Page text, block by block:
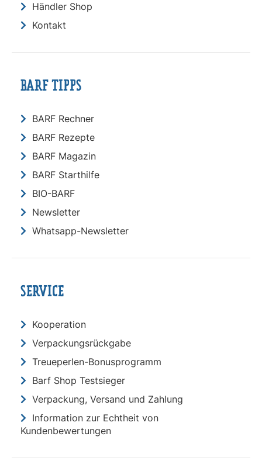
Händler Shop
Kontakt
BARF TIPPS
BARF Rechner
BARF Rezepte
BARF Magazin
BARF Starthilfe
BIO-BARF
Newsletter
Whatsapp-Newsletter
SERVICE
Kooperation
Verpackungsrückgabe
Treueperlen-Bonusprogramm
Barf Shop Testsieger
Verpackung, Versand und Zahlung
Information zur Echtheit von
Kundenbewertungen